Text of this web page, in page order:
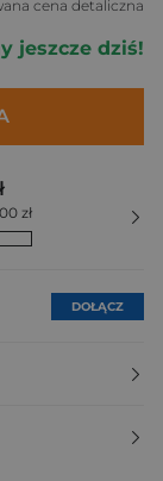
cena detaliczna
jeszcze dziś!
zł
DOŁĄCZ